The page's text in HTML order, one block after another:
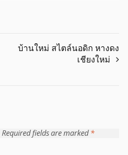
บ้านใหม่ สไตล์นอดิก หางดง
เชียงใหม่
Required fields are marked*